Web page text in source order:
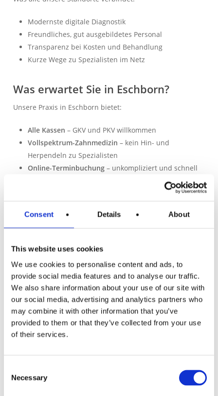
Consent Details About
This website uses cookies
We use cookies to personalise content and ads, to
provide social media features and to analyse our traffic.
We also share information about your use of our site with
our social media, advertising and analytics partners who
may combine it with other information that you’ve
provided to them or that they’ve collected from your use
of their services.
Selection
Necessary
Modernste digitale Diagnostik
Freundliches, gut ausgebildetes Personal
Transparenz bei Kosten und Behandlung
Kurze Wege zu Spezialisten im Netz
Was erwartet Sie in Eschborn?
Unsere Praxis in Eschborn bietet:
Alle Kassen – GKV und PKV willkommen
Vollspektrum-Zahnmedizin – kein Hin- und
Herpendeln zu Spezialisten
Online-Terminbuchung– unkompliziert und schnell
– vom Kleinkind bis zum Senior
– digitales Röntgen, 3D-
Frankfurt
Unsere Praxis liegt zentral in Eschborn (65760) und ist
bestens erreichbar:
S-Bahn:S3, S4, S5 – Haltestelle Eschborn Süd oder
Eschborn
Auto:Direkte Anbindung an A66/A648
Wir freuen uns auf Sie!